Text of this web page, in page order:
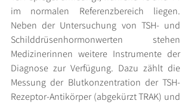
im normalen Referenzbereich liegen.
Neben der Untersuchung von TSH- und
Schilddrüsenhormonwerten stehen
Medizinerinnen weitere Instrumente der
Diagnose zur Verfügung. Dazu zählt die
Messung der Blutkonzentration der TSH-
Rezeptor-Antikörper (abgekürzt TRAK) und